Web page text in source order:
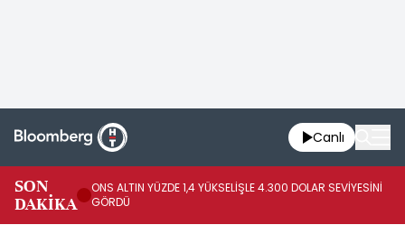
Canlı
SON
DAKİKA
ONS ALTIN YÜZDE 1,4 YÜKSELİŞLE 4.300 DOLAR SEVİYESİNİ
GÖRDÜ